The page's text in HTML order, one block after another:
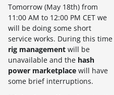
Tomorrow (May 18th) from
11:00 AM to 12:00 PM CET we
will be doing some short
service works. During this time
rig management will be
unavailable and the hash
power marketplace will have
some brief interruptions.